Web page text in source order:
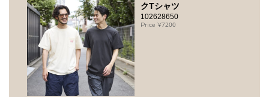
クTシャツ
102628650
7200